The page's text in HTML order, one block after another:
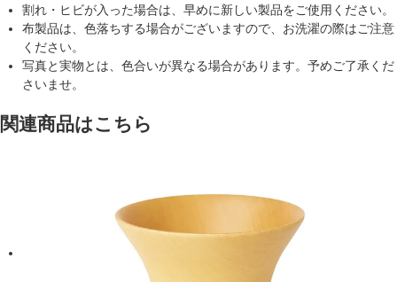
割れ・ヒビが入った場合は、早めに新しい製品をご使用ください。
布製品は、色落ちする場合がございますので、お洗濯の際はご注意
ください。
写真と実物とは、色合いが異なる場合があります。予めご了承くだ
さいませ。
関連商品はこちら